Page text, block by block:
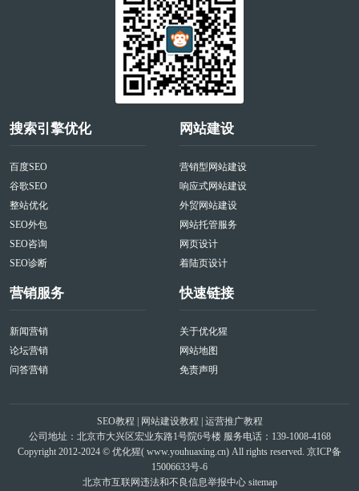
搜索引擎优化
百度SEO
谷歌SEO
整站优化
SEO外包
SEO咨询
SEO诊断
网站建设
营销型网站建设
响应式网站建设
外贸网站建设
网站托管服务
网页设计
着陆页设计
营销服务
新闻营销
论坛营销
问答营销
快速链接
关于优化猩
网站地图
免责声明
SEO教程 网站建设教程
运营推广教程
公司地址：北京市大兴区宏业东路1号院6号楼 服务电话：139-1008-4168
Copyright 2012-2024 © 优化猩( www.youhuaxing.cn) All rights reserved. 京ICP备
15006633号-6
北京市互联网违法和不良信息举报中心 sitemap